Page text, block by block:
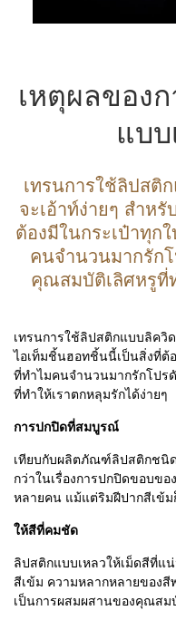
เหตุผลของ
แบ
เทรนการใช้ลิปสติ
จะเอ้าท์ง่ายๆ สำห
ต้องมีในกระเป๋าทุก
คนจำนวนมากรัก
คุณสมบัติเลิศหรูที่
เทรนการใช้ลิปสติกแบบลิควิ
ไอเท็มชิ้นฮอทชิ้นนี้เป็นสิ่งที่ต้
ที่ทำไมคนจำนวนมากรักโป
ที่ทำให้เราตกหลุมรักได้ง่ายๆ
การปกปิดที่สมบูรณ์
เทียบกับผลิตภัณฑ์ลิปสติกชนิ
กว่าในเรื่องการปกปิดขอบขอ
หลายคน แม้แต่ริมฝีปากสีเข้
ให้สีที่คมชัด
ลิปสติกแบบเหลวให้เม็ดสีที่แ
สีเข้ม ความหลากหลายของ
เป็นการผสมผสานของคุณส